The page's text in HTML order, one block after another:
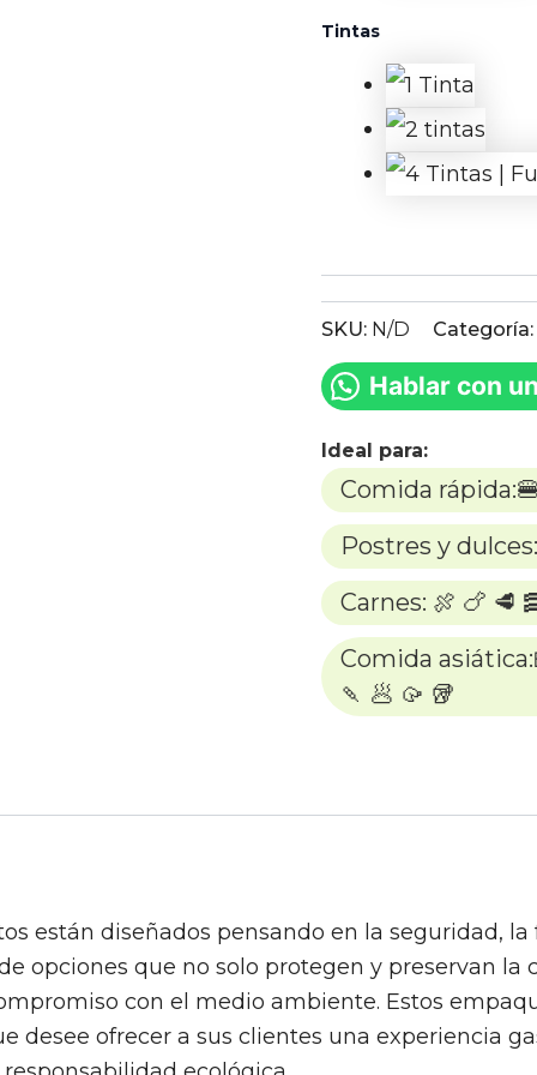
Tintas
SKU: N/D Categoría:
Hablar con
Ideal para:
Comida
Postres y
Carnes: 🍖 🍗 🥩
Comida
🍡 🥟 🥠 🥡
están diseñados pensando en la seguridad,
opciones que no solo protegen y preservan la
con el medio ambiente. Estos
desee ofrecer a sus clientes una experiencia